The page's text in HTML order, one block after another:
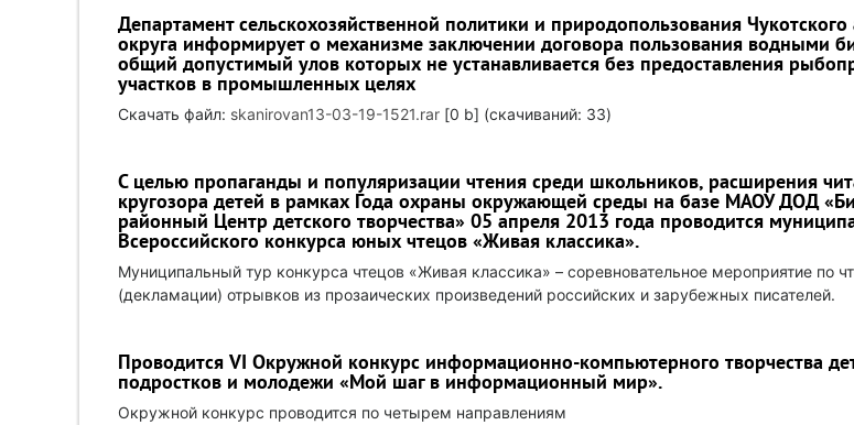
Департамент сельскохозяйственной политики и природопользования
округа информирует о механизме заключении договора пользования водными
общий допустимый улов которых не устанавливается без предоставления
участков в промышленных целях
Скачать файл: skanirovan13-03-19-1521.rar [0 b] (cкачиваний: 33)
С целью пропаганды и популяризации чтения среди школьников, расширения
кругозора детей в рамках Года охраны окружающей среды на базе МАОУ ДОД
районный Центр детского творчества» 05 апреля 2013 года проводится
Всероссийского конкурса юных чтецов «Живая классика».
Муниципальный тур конкурса чтецов «Живая классика» – соревновательное мероприятие по
(декламации) отрывков из прозаических произведений российских и зарубежных писателей.
Проводится VI Окружной конкурс информационно-компьютерного творчества
подростков и молодежи «Мой шаг в информационный мир».
Окружной конкурс проводится по четырем направлениям